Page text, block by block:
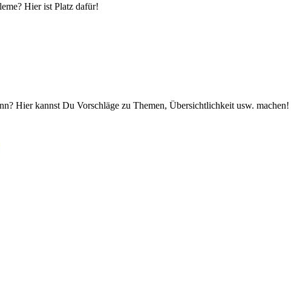
Hier ist Platz dafür!
Hier kannst Du Vorschläge zu Themen, Übersichtlichkeit usw. machen!